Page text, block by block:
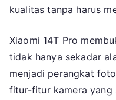
kualitas tanpa harus
Xiaomi 14T Pro
tidak hanya sekadar
menjadi perangkat
fitur-fitur kamera yang